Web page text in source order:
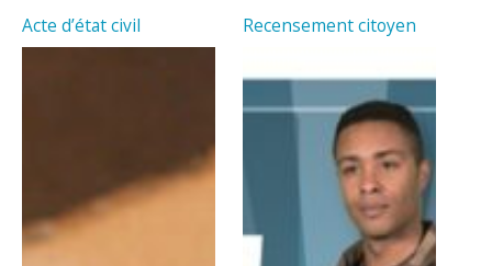
Acte d’état civil Recensement citoyen